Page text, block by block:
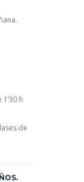
h
de